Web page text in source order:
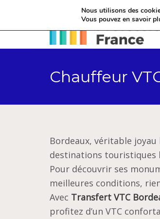
Chauffeur
Bordeaux, véritable
destinations touristiques
Pour découvrir ses
meilleures conditions,
Avec Transfert VTC
profitez d’un VTC
Nous utilisons des
Vous pouvez en savoir